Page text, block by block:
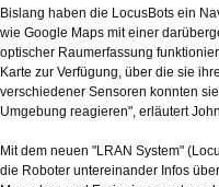
Bislang haben die LocusBots ein
wie Google Maps mit einer
optischer Raumerfassung
Karte zur Verfügung, über die sie
verschiedener Sensoren konnten
Umgebung reagieren", erläutert
Mit dem neuen "LRAN System"
die Roboter untereinander Infos